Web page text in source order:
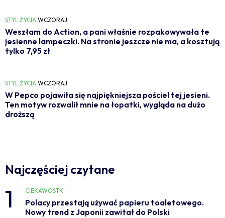
STYL ŻYCIA WCZORAJ
Weszłam do Action, a pani właśnie rozpakowywała te
jesienne lampeczki. Na stronie jeszcze nie ma, a kosztują
tylko 7,95 zł
STYL ŻYCIA WCZORAJ
W Pepco pojawiła się najpiękniejsza pościel tej jesieni.
Ten motyw rozwalił mnie na łopatki, wygląda na dużo
droższą
Najczęściej czytane
1 CIEKAWOSTKI
Polacy przestają używać papieru toaletowego.
Nowy trend z Japonii zawitał do Polski